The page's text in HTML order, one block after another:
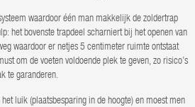
waardoor één man makkelijk de zoldertrap
het bovenste trapdeel scharniert bij het openen van
waardoor er netjes 5 centimeter ruimte ontstaat
om de voeten voldoende plek te geven, zo risico’s
te garanderen.
luik (plaatsbesparing in de hoogte) en moest men